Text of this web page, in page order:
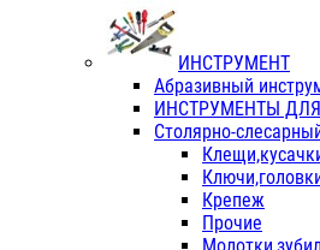
ИНСТРУМЕНТ
Абразивный
ИНСТРУМЕНТЫ
Столярно-
Крепеж
Прочие